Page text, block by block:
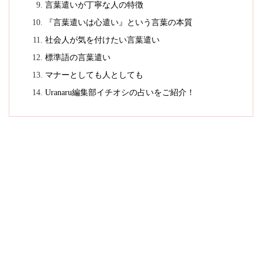
言葉遣いが丁寧な人の特徴
『言葉遣いは心遣い』という言葉の本質
社会人が気を付けたい言葉遣い
標準語の言葉遣い
マナーとしても人としても
Uranaru編集部イチオシの占いをご紹介！